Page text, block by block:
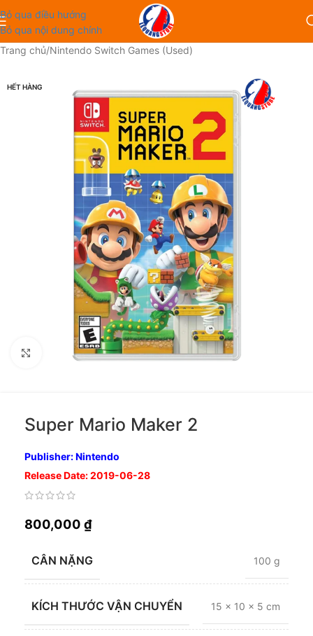
Bỏ qua điều hướng
Bỏ qua nội dung chính
Trang chủ/Nintendo Switch Games (Used)
HẾT HÀNG
Nhấp để phóng to
Super Mario Maker 2
Publisher: Nintendo
Release Date: 2019-06-28
800,000 ₫
CÂN NẶNG 100 g
KÍCH THƯỚC VẬN CHUYỂN 15 × 10 × 5 cm